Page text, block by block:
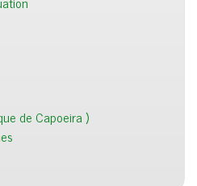
de Capoeira )